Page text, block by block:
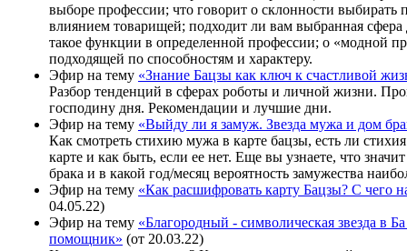
выборе профессии; что говорит о склонности выбирать
влиянием товарищей; подходит ли вам выбранная сфера
такое функции в определенной профессии; о «модной
подходящей по способностям и характеру.
Эфир на тему «Знание Бацзы как ключ к счастливой
Разбор тенденций в сферах роботы и личной жизни.
господину дня. Рекомендации и лучшие дни.
Эфир на тему «Выйду ли я замуж. Звезда мужа и дом
Как смотреть стихию мужа в карте бацзы, есть ли
карте и как быть, если ее нет. Еще вы узнаете, что
брака и в какой год/месяц вероятность замужества
Эфир на тему «Как расшифровать карту Бацзы? С чего
04.05.22)
Эфир на тему «Благородный - символическая звезда в
помощник» (от 20.03.22)